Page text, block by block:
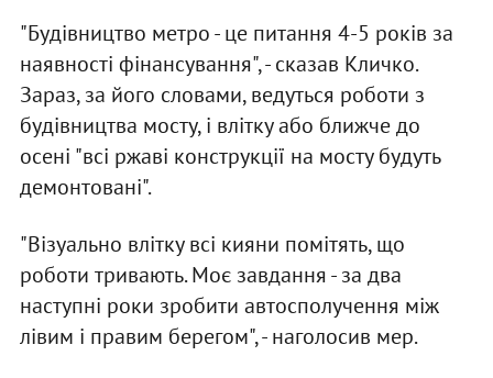
"Будівництво метро - це питання 4-5 років за
наявності фінансування", - сказав Кличко.
Зараз, за його словами, ведуться роботи з
будівництва мосту, і влітку або ближче до
осені "всі ржаві конструкції на мосту будуть
демонтовані".
"Візуально влітку всі кияни помітять, що
роботи тривають. Моє завдання - за два
наступні роки зробити автосполучення між
лівим і правим берегом", - наголосив мер.